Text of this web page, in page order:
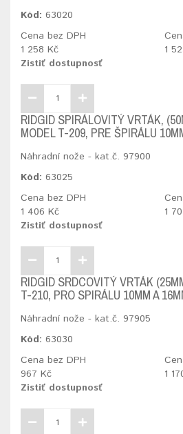
Kód: 63020
Cena bez DPH
1 258 Kč
1
Zistiť dostupnosť
RIDGID SPIRÁLOVITÝ VRTÁK,
MODEL T-209, PRE ŠPIRÁLU
Náhradní nože - kat.č. 97900
Kód: 63025
Cena bez DPH
1 406 Kč
1
Zistiť dostupnosť
RIDGID SRDCOVITÝ VRTÁK
T-210, PRO SPIRÁLU 10MM A
Náhradní nože - kat.č. 97905
Kód: 63030
Cena bez DPH
967 Kč
1
Zistiť dostupnosť